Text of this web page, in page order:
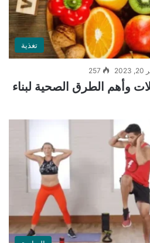
تغذية
257
وأهم الطرق الصحية لبناء